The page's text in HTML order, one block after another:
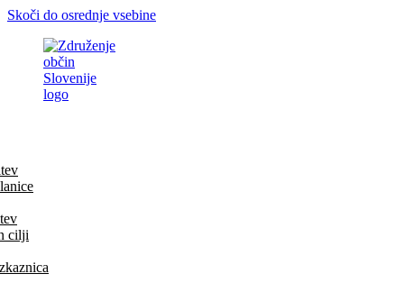
Skoči do osrednje vsebine
cilji